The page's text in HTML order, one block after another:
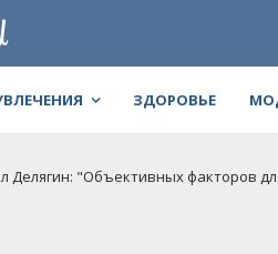
ЗДОРОВЬЕ
Делягин: "Объективных факторов